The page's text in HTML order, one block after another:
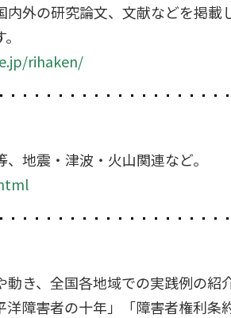
内外の研究論文、文献などを掲
rihaken/
地震・津波・火山関連など。
き、全国各地域での実践例の紹
障害者の十年」「障害者権利条